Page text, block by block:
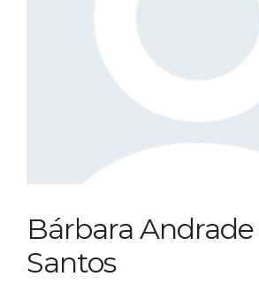
Bárbara Andrade
Santos